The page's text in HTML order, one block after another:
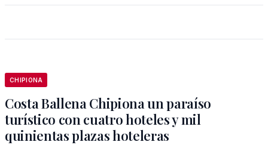
CHIPIONA
Costa Ballena Chipiona un paraíso
turístico con cuatro hoteles y mil
quinientas plazas hoteleras